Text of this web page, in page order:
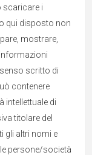
scaricare i
qui disposto non
mostrare,
scritto di
contenere
intellettuale di
titolare del
gli altri nomi e
persone/società